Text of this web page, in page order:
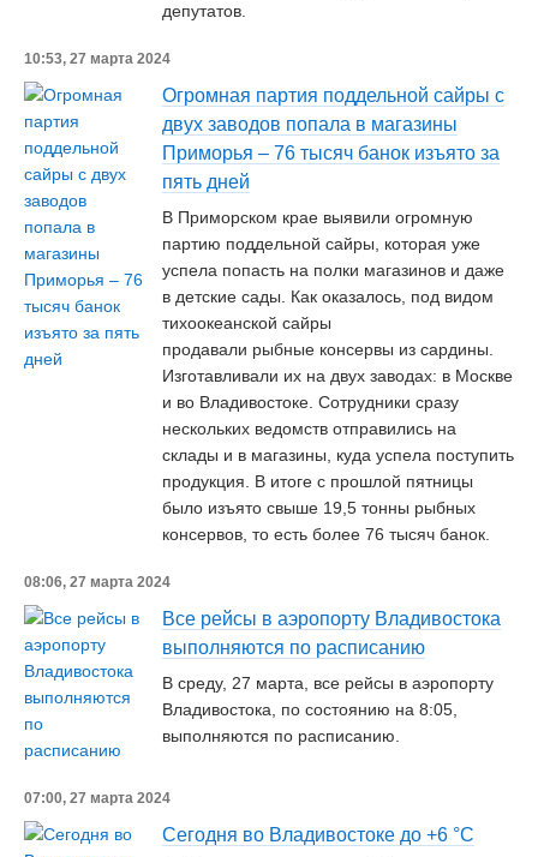
депутатов.
10:53, 27 марта 2024
Огромная партия поддельной сайры с
двух заводов попала в магазины
Приморья – 76 тысяч банок изъято за
пять дней
В Приморском крае выявили огромную
партию поддельной сайры, которая уже
успела попасть на полки магазинов и даже
в детские сады. Как оказалось, под видом
тихоокеанской сайры
продавали рыбные консервы из сардины.
Изготавливали их на двух заводах: в Москве
и во Владивостоке. Сотрудники сразу
нескольких ведомств отправились на
склады и в магазины, куда успела поступить
продукция. В итоге с прошлой пятницы
было изъято свыше 19,5 тонны рыбных
консервов, то есть более 76 тысяч банок.
08:06, 27 марта 2024
Все рейсы в аэропорту Владивостока
выполняются по расписанию
В среду, 27 марта, все рейсы в аэропорту
Владивостока, по состоянию на 8:05,
выполняются по расписанию.
07:00, 27 марта 2024
Сегодня во Владивостоке до +6 °C